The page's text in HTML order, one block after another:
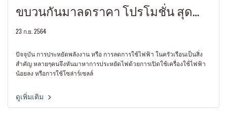
ขบวนกันมาลดราคา โปรโมชั่น สุด
พิเศษ
23 ก.ย. 2564
ปัจจุบัน การประหยัดพลังงาน หรือ การลดการใช้ไฟฟ้า ในครัวเรือนเป็นสิ่ง
สำคัญ หลายๆคนจึงหันมาหาการประหยัดไฟด้วยการเปิดใช้เครื่องใช้่ไฟฟ้า
น้อยลง หรือการใช้โซล่าร์เซลล์
ดูเพิ่มเติม